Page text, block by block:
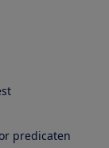
predicaten